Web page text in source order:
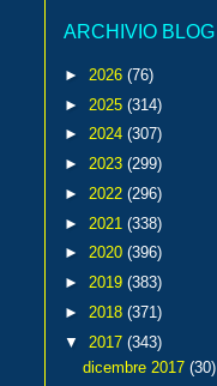
ARCHIVIO BLOG
► 2026 (76)
► 2025 (314)
► 2024 (307)
► 2023 (299)
► 2022 (296)
► 2021 (338)
► 2020 (396)
► 2019 (383)
► 2018 (371)
▼ 2017 (343)
dicembre 2017 (30)